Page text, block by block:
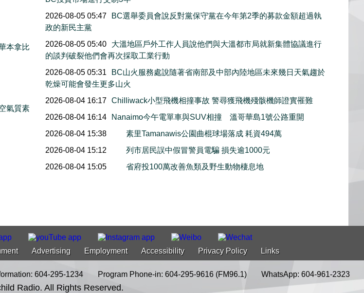
本拿比
氣質素
2026-08-05 05:47
BC選舉委員會說反對黨保守黨在今年第2季的募款金額超過執
政的新民主黨
2026-08-05 05:40
大溫地區戶外工作人員說他們與大溫都市局就新集體協議進行
的談判破裂他們會再次採取工業行動
2026-08-05 05:31
BC山火服務處說隨著省南部及中部內陸地區未來幾日天氣趨於
乾燥可能會發生更多山火
2026-08-04 16:17
Chilliwack小型飛機相撞事故 警尋獲飛機殘骸機師證實罹難
2026-08-04 16:14
Nanaimo今午電單車與SUV相撞 溫哥華島1號公路重開
2026-08-04 15:38
素里Tamanawis公園曲棍球場落成 耗資494萬
2026-08-04 15:12
列市居民誤中假冒警員電騙 損失逾1000元
2026-08-04 15:05
省府投100萬改善魚類及野生動物棲息地
Advertising Employment Accessibility Privacy Policy Links
604-295-1234 Program Phone-in: 604-295-9616 (FM96.1) WhatsApp: 604-961-2323
Radio. All Rights Reserved.